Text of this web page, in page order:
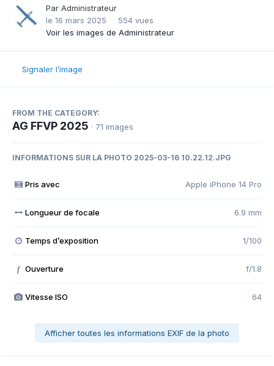
Par Administrateur
le 16 mars 2025
554 vues
Voir les images de Administrateur
Signaler l’image
FROM THE CATEGORY:
AG FFVP 2025 · 71 images
INFORMATIONS SUR LA PHOTO 2025-03-16 10.22.12.JPG
Pris avec Apple iPhone 14 Pro
Longueur de focale 6.9 mm
Temps d’exposition 1/100
f Ouverture f/1.8
Vitesse ISO 64
Afficher toutes les informations EXIF de la photo